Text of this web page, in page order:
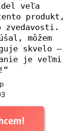
veľa
produkt,
môžem
skvelo –
je veľmi